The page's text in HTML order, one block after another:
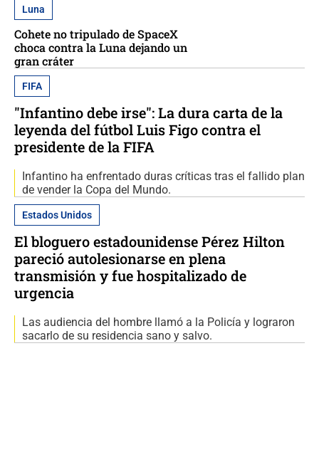
Luna
Cohete no tripulado de SpaceX
choca contra la Luna dejando un
gran cráter
FIFA
"Infantino debe irse": La dura carta de la
leyenda del fútbol Luis Figo contra el
presidente de la FIFA
Infantino ha enfrentado duras críticas tras el fallido plan
de vender la Copa del Mundo.
Estados Unidos
El bloguero estadounidense Pérez Hilton
pareció autolesionarse en plena
transmisión y fue hospitalizado de
urgencia
Las audiencia del hombre llamó a la Policía y lograron
sacarlo de su residencia sano y salvo.